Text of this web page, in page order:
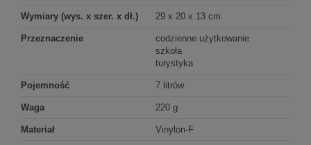
Wymiary (wys. x szer. x dł.) 29 x 20 x 13 cm
Przeznaczenie
codzienne użytkowanie
szkoła
turystyka
Pojemność 7 litrów
Waga 220 g
Materiał Vinylon-F